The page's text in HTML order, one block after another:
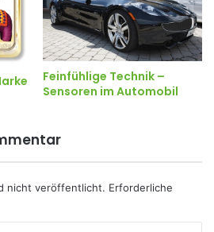
Feinfühlige Technik –
Sensoren im Automobil
nicht veröffentlicht. Erforderliche